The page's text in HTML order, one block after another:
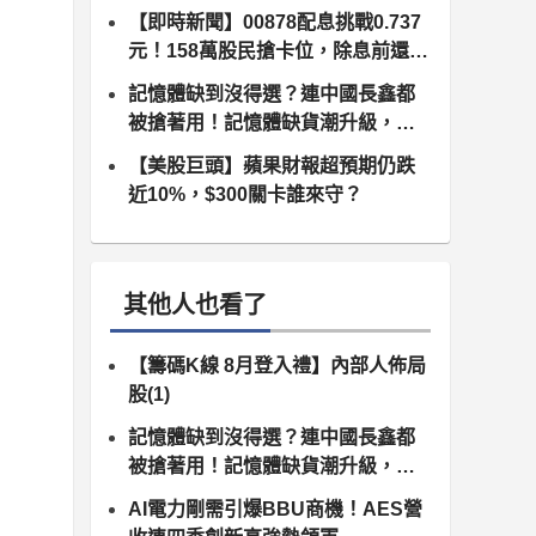
月10日正式上路）
【即時新聞】00878配息挑戰0.737
元！158萬股民搶卡位，除息前還能
追嗎？
記憶體缺到沒得選？連中國長鑫都
被搶著用！記憶體缺貨潮升級，南
亞科、群聯領軍噴發
【美股巨頭】蘋果財報超預期仍跌
近10%，$300關卡誰來守？
其他人也看了
【籌碼K線 8月登入禮】內部人佈局
股(1)
記憶體缺到沒得選？連中國長鑫都
被搶著用！記憶體缺貨潮升級，南
亞科、群聯領軍噴發
AI電力剛需引爆BBU商機！AES營